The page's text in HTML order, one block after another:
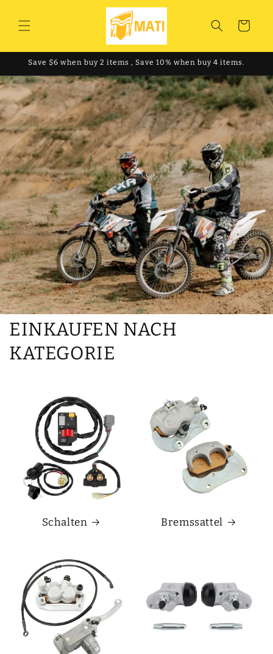
Inhalt
Warenkorb
Save $6 when buy 2 items , Save 10% when buy 4 items.
EINKAUFEN NACH
KATEGORIE
Schalten Bremssattel